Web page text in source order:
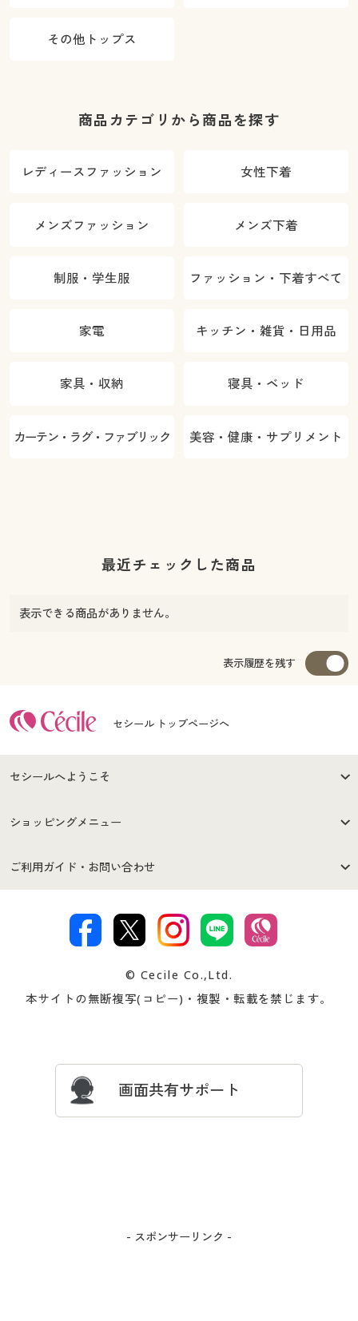
その他トップス
商品カテゴリから商品を探す
レディースファッション 女性下着
メンズファッション メンズ下着
制服・学生服 ファッション・下着すべて
家電 キッチン・雑貨・日用品
家具・収納 寝具・ベッド
カーテン・ラグ・ファブリック 美容・健康・サプリメント
最近チェックした商品
表示できる商品がありません。
表示履歴を残す
セシール トップページへ
セシールへようこそ
はじめての方へ
セシールご利用規約
著作権・商標について 会社案内
ショッピングメニュー
商品カテゴリ
プレゼント＆キャンペーン サイトマップ
ご利用ガイド・お問い合わせ
交換・返品は お支払は
ついて
忘れの場合
© Cecile Co.,Ltd.
本サイトの無断複写(コピー)・複製・転載を禁じます。
画面共有サポート
- スポンサーリンク -